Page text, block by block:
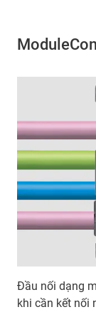
Đầu nối dạng
khi cần kết nối